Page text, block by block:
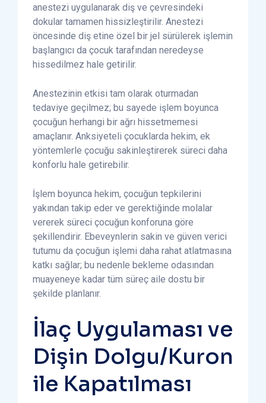
anestezi uygulanarak diş ve çevresindeki
dokular tamamen hissizleştirilir. Anestezi
öncesinde diş etine özel bir jel sürülerek işlemin
başlangıcı da çocuk tarafından neredeyse
hissedilmez hale getirilir.
Anestezinin etkisi tam olarak oturmadan
tedaviye geçilmez; bu sayede işlem boyunca
çocuğun herhangi bir ağrı hissetmemesi
amaçlanır. Anksiyeteli çocuklarda hekim, ek
yöntemlerle çocuğu sakinleştirerek süreci daha
konforlu hale getirebilir.
İşlem boyunca hekim, çocuğun tepkilerini
yakından takip eder ve gerektiğinde molalar
vererek süreci çocuğun konforuna göre
şekillendirir. Ebeveynlerin sakin ve güven verici
tutumu da çocuğun işlemi daha rahat atlatmasına
katkı sağlar; bu nedenle bekleme odasından
muayeneye kadar tüm süreç aile dostu bir
şekilde planlanır.
İlaç Uygulaması ve
Dişin Dolgu/Kuron
ile Kapatılması